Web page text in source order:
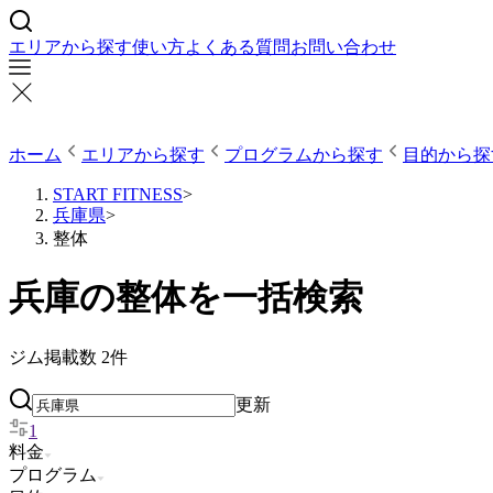
エリアから探す使い方よくある質問お問い合わせ
ホーム エリアから探す プログラムから探す 目的から
START FITNESS>
兵庫県>
整体
兵庫の整体を一括検索
ジム掲載数 2件
更新
1
料金
プログラム